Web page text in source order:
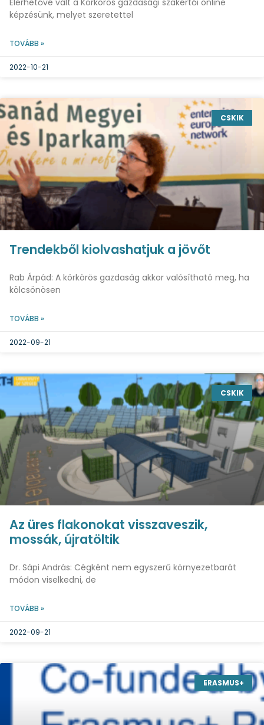
Elérhetővé vált a Körkörös gazdasági szakértői online
képzésünk, melyet szeretettel
TOVÁBB »
2022-10-21
CSKIK
Trendekből kiolvashatjuk a jövőt
Rab Árpád: A körkörös gazdaság akkor valósítható meg, ha
kölcsönösen
TOVÁBB »
2022-09-21
CSKIK
Az üres flakonokat visszaveszik,
mossák, újratöltik
Dr. Sápi András: Cégként nem egyszerű környezetbarát
módon viselkedni, de
TOVÁBB »
2022-09-21
ERASMUS+